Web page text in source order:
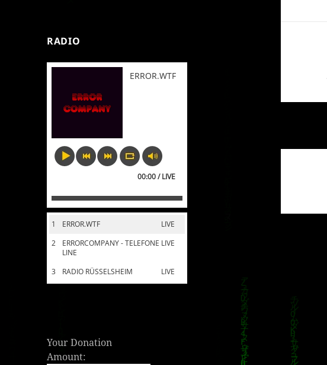
RADIO
ERROR.WTF
00:00 / LIVE
1 LIVE
ERROR.WTF
2
LIVE
ERRORCOMPANY - TELEFONE
LINE
3
LIVE
RADIO RÜSSELSHEIM
Your Donation
Amount: